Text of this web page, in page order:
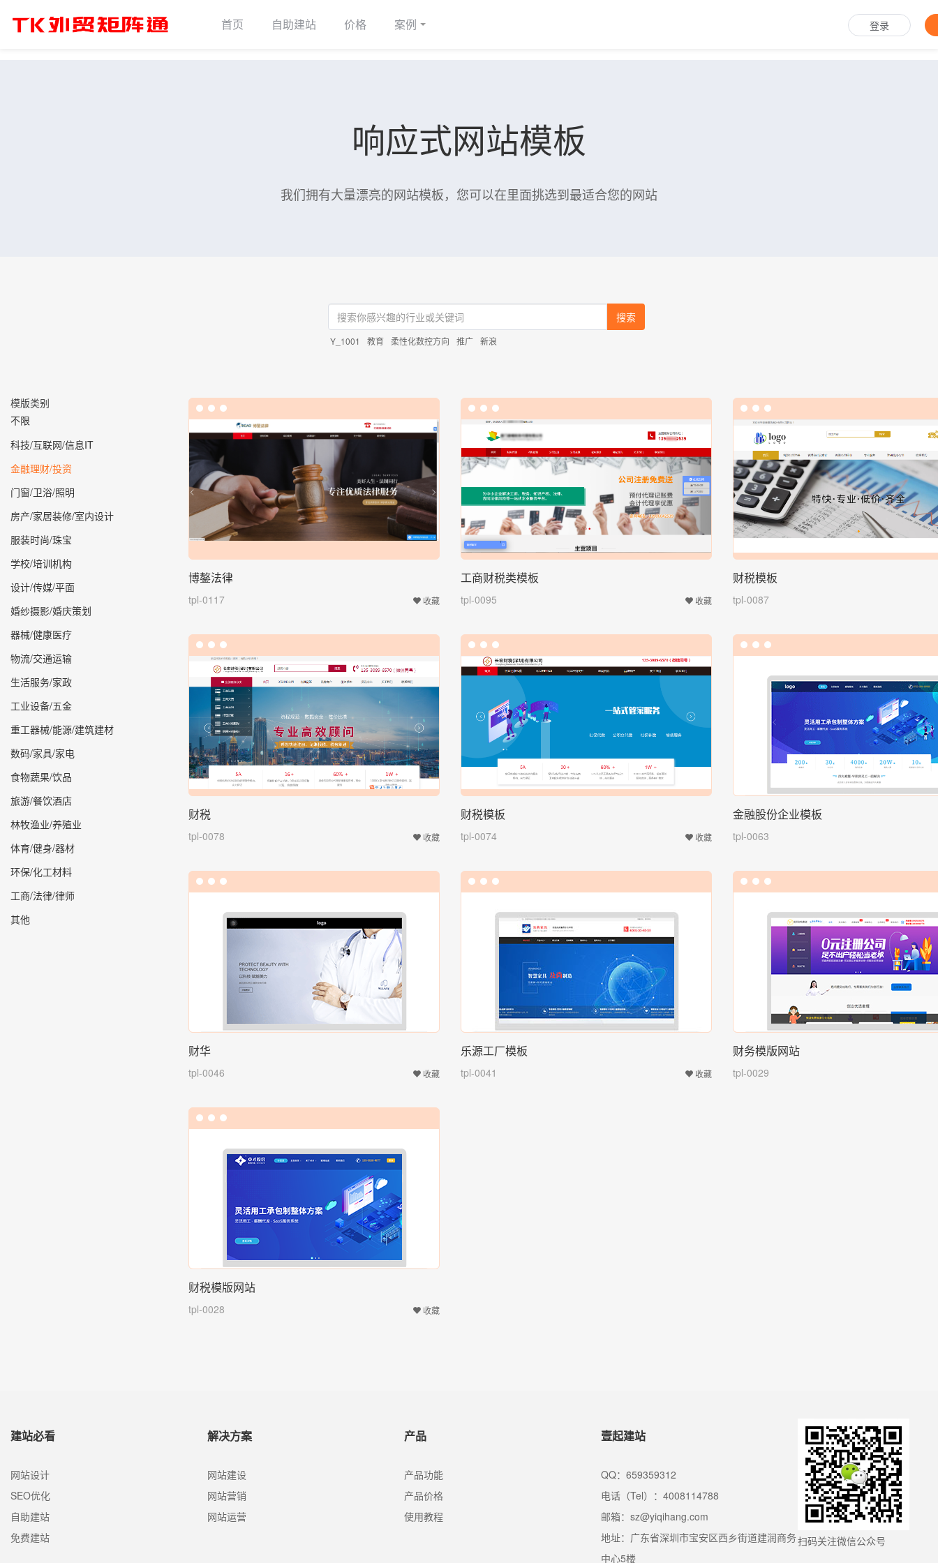
首页 自助建站 价格 案例 登录
响应式网站模板
我们拥有大量漂亮的网站模板，您可以在里面挑选到最适合您的网站
搜索
Y_1001 教育 柔性化数控方向 推广 新浪
模版类别
不限
科技/互联网/信息IT
金融理财/投资
门窗/卫浴/照明
房产/家居装修/室内设计
服装时尚/珠宝
学校/培训机构
设计/传媒/平面
婚纱摄影/婚庆策划
器械/健康医疗
物流/交通运输
生活服务/家政
工业设备/五金
重工器械/能源/建筑建材
数码/家具/家电
食物蔬果/饮品
旅游/餐饮酒店
林牧渔业/养殖业
体育/健身/器材
环保/化工材料
工商/法律/律师
其他
博鏊法律
tpl-0117 收藏
工商财税类模板
tpl-0095 收藏
财税模板
tpl-0087
财税
tpl-0078 收藏
财税模板
tpl-0074 收藏
金融股份企业模板
tpl-0063
财华
tpl-0046 收藏
乐源工厂模板
tpl-0041 收藏
财务模版网站
tpl-0029
财税模版网站
tpl-0028 收藏
建站必看
网站设计
SEO优化
自助建站
免费建站
解决方案
网站建设
网站营销
网站运营
产品
产品功能
产品价格
使用教程
壹起建站
QQ：659359312
电话（Tel）：4008114788
邮箱：sz@yiqihang.com
地址：广东省深圳市宝安区西乡街道建润商务
中心5楼
扫码关注微信公众号